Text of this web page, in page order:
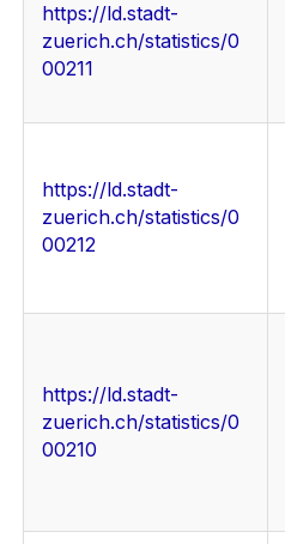
https://ld.stadt-
zuerich.ch/statistics/0
00211
https://ld.stadt-
zuerich.ch/statistics/0
00212
https://ld.stadt-
zuerich.ch/statistics/0
00210